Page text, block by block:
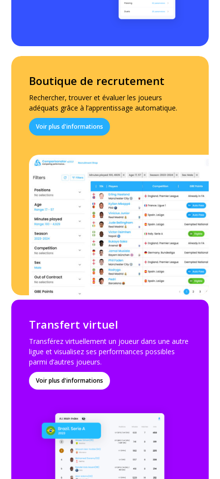
Boutique de recrutement
Rechercher, trouver et évaluer les joueurs
adéquats grâce à l’apprentissage automatique.
Voir plus d'informations
Transfert virtuel
Transférez virtuellement un joueur dans une autre
ligue et visualisez ses performances possibles
parmi d’autres joueurs.
Voir plus d'informations